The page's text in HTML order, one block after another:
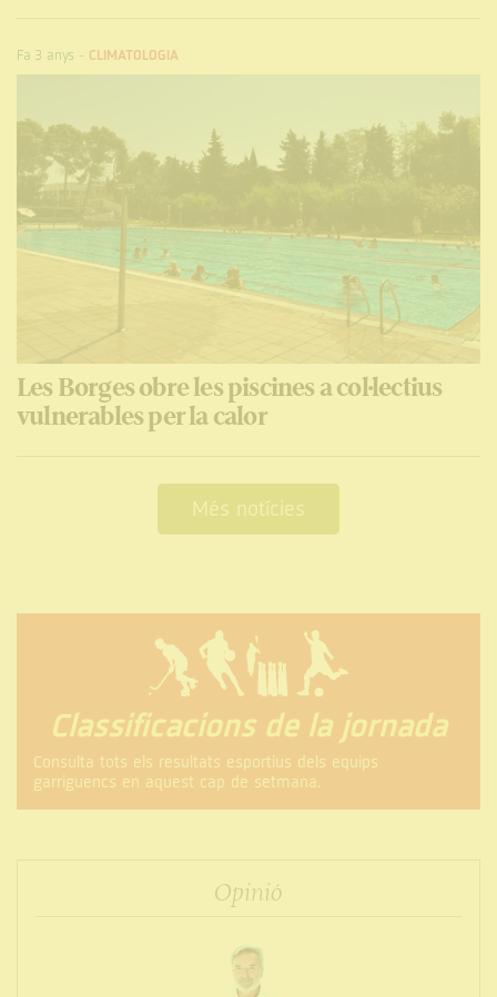
Fa 3 anys - CLIMATOLOGIA
Les Borges obre les piscines a col·lectius
vulnerables per la calor
Més notícies
Classificacions de la jornada
Consulta tots els resultats esportius dels equips
garriguencs en aquest cap de setmana.
Opinió